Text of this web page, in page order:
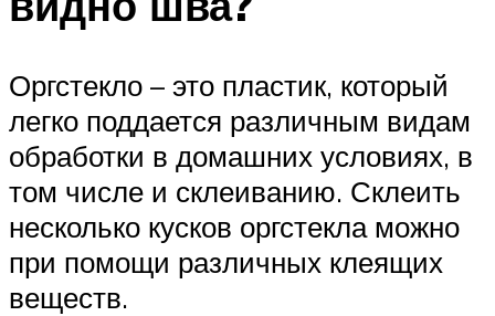
Оргстекло – это пластик, который
легко поддается различным видам
обработки в домашних условиях, в
том числе и склеиванию. Склеить
несколько кусков оргстекла можно
при помощи различных клеящих
веществ.